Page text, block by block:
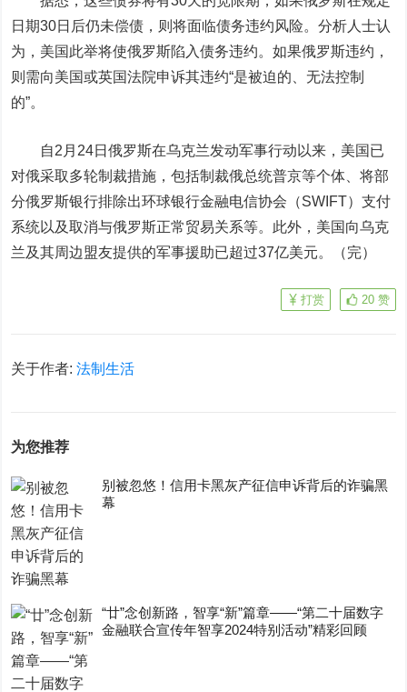
日期30日后仍未偿债，则将面临债务违约风险。分析人士认
为，美国此举将使俄罗斯陷入债务违约。如果俄罗斯违约，
则需向美国或英国法院申诉其违约“是被迫的、无法控制
的”。
自2月24日俄罗斯在乌克兰发动军事行动以来，美国已
对俄采取多轮制裁措施，包括制裁俄总统普京等个体、将部
分俄罗斯银行排除出环球银行金融电信协会（SWIFT）支付
系统以及取消与俄罗斯正常贸易关系等。此外，美国向乌克
兰及其周边盟友提供的军事援助已超过37亿美元。（完）
20 赞
打赏
关于作者:法制生活
为您推荐
别被忽悠！信用卡黑灰产征信申诉背后的诈骗黑
幕
“廿”念创新路，智享“新”篇章——“第二十届数字
金融联合宣传年智享2024特别活动”精彩回顾